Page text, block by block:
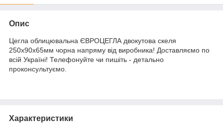
Опис
Цегла облицювальна ЄВРОЦЕГЛА двокутова скеля
250х90х65мм чорна напряму від виробника! Доставляємо по
всій Україні! Телефонуйте чи пишіть - детально
проконсультуємо.
Характеристики